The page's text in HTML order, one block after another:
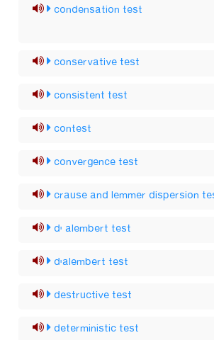
condensation test
conservative test
consistent test
contest
convergence test
crause and lemmer dispersion
d' alembert test
d'alembert test
destructive test
deterministic test